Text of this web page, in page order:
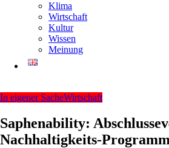
Klima
Wirtschaft
Kultur
Wissen
Meinung
In eigener SacheWirtschaft
Saphenability:
Nachhaltigkeits-